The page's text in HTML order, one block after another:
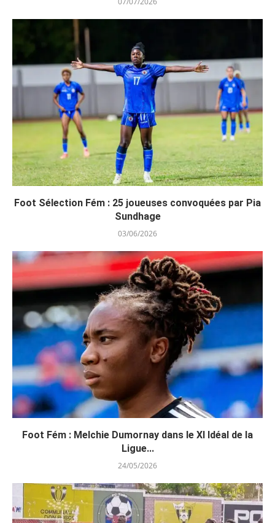
Foot Sélection Fém : 25 joueuses convoquées par Pia
Sundhage
03/06/2026
Foot Fém : Melchie Dumornay dans le XI Idéal de la
Ligue...
24/05/2026